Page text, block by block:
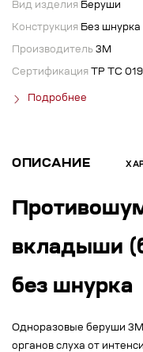
Вид изделия Беруши
Конструкция Без шнурка
Производитель 3М
Сертификация ТР ТС
Подробнее
ОПИСАНИЕ
вкладыши
без шнурка
Одноразовые беруши
органов слуха от